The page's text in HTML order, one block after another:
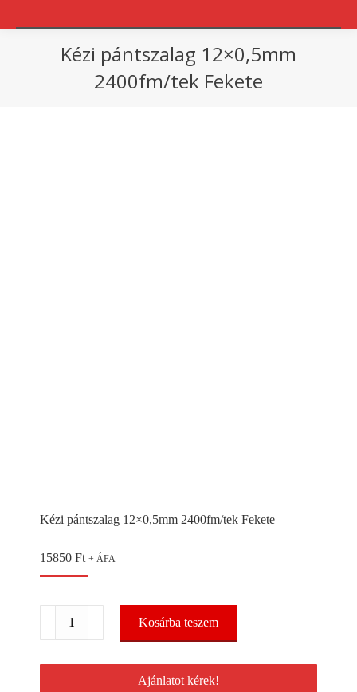
Kézi pántszalag 12×0,5mm
2400fm/tek Fekete
Kézi pántszalag 12×0,5mm 2400fm/tek Fekete
15850 Ft + ÁFA
pántszalag
12x0,5mm
Fekete
Kosárba teszem
Ajánlatot kérek!